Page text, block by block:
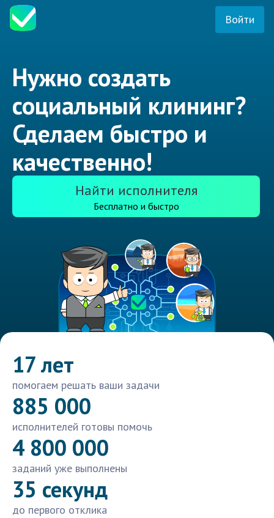
Войти
Нужно создать
социальный клининг?
Сделаем быстро и
качественно!
Найти исполнителя
Бесплатно и быстро
17 лет
помогаем решать ваши задачи
885 000
исполнителей готовы помочь
4 800 000
заданий уже выполнены
35 секунд
до первого отклика